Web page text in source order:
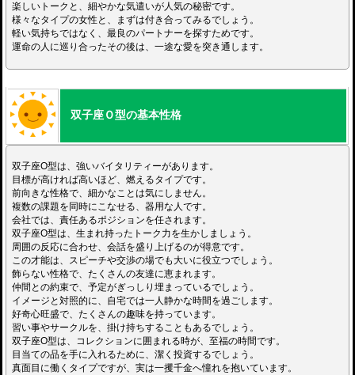
楽しいトークと、細やかな気遣いが人気の秘密です。
様々なタイプの女性と、まずは付き合ってみるでしょう。
軽い気持ちではなく、最良のパートナーを探すためです。
運命の人に巡り合ったその後は、一途な愛を突き通します。
双子座Ｏ型の基本性格
双子座O型は、強いバイタリティーがあります。
目標が高ければ高いほど、燃えるタイプです。
前向きな性格で、細かなことは気にしません。
複数の課題を同時にこなせる、器用な人です。
会社では、責任あるポジションを任されます。
双子座O型は、生まれ持ったトーク力を生かしましょう。
周囲の反応に合わせ、会話を盛り上げるのが得意です。
この才能は、スピーチや交渉の場でも大いに役立つでしょう。
飾らない性格で、たくさんの友達に恵まれます。
仲間との約束で、予定がぎっしり埋まっているでしょう。
イメージと対照的に、自宅では一人静かな時間を過ごします。
好奇心旺盛で、たくさんの趣味を持っています。
習い事やサークルを、掛け持ちすることもあるでしょう。
双子座O型は、コレクションに囲まれる時が、至福の時間です。
目当ての品を手に入れるために、潔く投資するでしょう。
真面目に働くタイプですが、実は一攫千金へ憧れを抱いています。